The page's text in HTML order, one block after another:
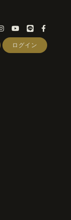
ログイン